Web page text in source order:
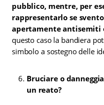
pubblico, mentre, per
rappresentarlo se
apertamente antisemiti
questo caso la bandiera
simbolo a sostegno delle
Bruciare o
un reato?